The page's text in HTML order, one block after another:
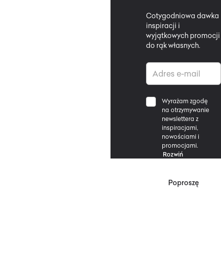
Cotygodniowa dawka
inspiracji i
wyjątkowych promocji
do rąk własnych.
Wyrażam zgodę
na otrzymywanie
newslettera z
inspiracjami,
nowościami i
promocjami.
Rozwiń
Poproszę